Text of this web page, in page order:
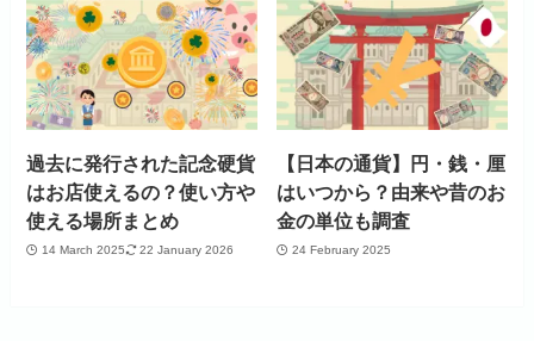
過去に発行された記念硬貨
はお店使えるの？使い方や
使える場所まとめ
14 March 2025 22 January 2026
【日本の通貨】円・銭・厘
はいつから？由来や昔のお
金の単位も調査
24 February 2025